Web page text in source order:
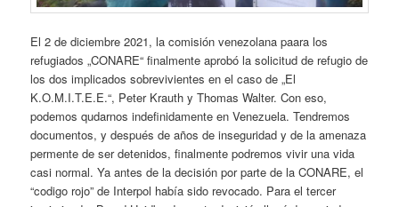
El 2 de diciembre 2021, la comisión venezolana paara los
refugiados „CONARE“ finalmente aprobó la solicitud de refugio de
los dosimplicadossobrevivientesenel caso de „El
K.O.M.I.T.E.E.“, Peter Krauth y Thomas Walter. Con eso,
podemos qudarnos indefinidamente en Venezuela. Tendremos
documentos, y después de años de inseguridad y de la amenaza
permente de ser detenidos, finalmente podremos vivir una vida
casi normal. Ya antes de la decisión por parte de laCONARE,el
“codigo rojo” de Interpol había sido revocado. Para el tercer